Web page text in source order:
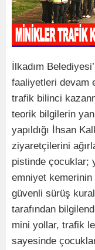
İlkadım
faaliyetleri devam
trafik bilinci
teorik bilgilerin
yapıldığı İhsan
ziyaretçilerini
pistinde çocuklar;
emniyet
güvenli sürüş
tarafından
mini yollar, trafik
sayesinde